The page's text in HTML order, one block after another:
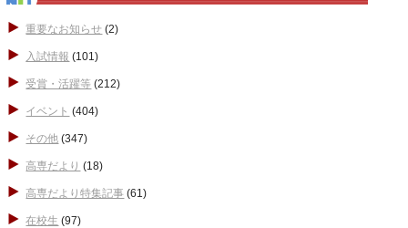
重要なお知らせ (2)
入試情報 (101)
受賞・活躍等 (212)
イベント (404)
その他 (347)
高専だより (18)
高専だより特集記事 (61)
在校生 (97)